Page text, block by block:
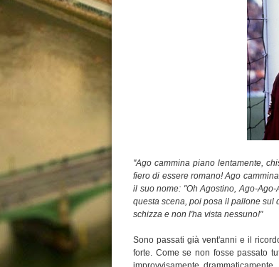
"Ago cammina piano lentamente,
fiero di essere romano! Ago
il suo nome: "Oh Agostino, Ago-
questa scena, poi posa il pallone sul
schizza e non l'ha vista nessuno!"
Sono passati già vent'anni e il
forte. Come se non fosse passato